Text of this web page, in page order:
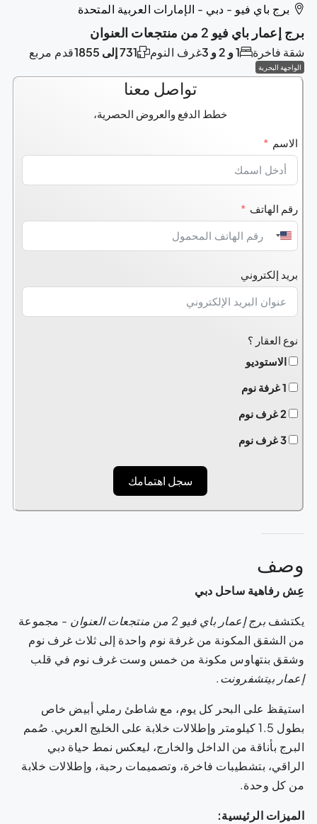
برج باي فيو - دبي - الإمارات العربية المتحدة
برج إعمار باي فيو 2 من منتجعات العنوان
شقة فاخرة غرف النوم 1 و 2 و 3 قدم مربع 731 إلى 1855
الواجهة البحرية
تواصل معنا
خطط الدفع والعروض الحصرية،
الاسم
رقم الهاتف
United
+1
بريد إلكتروني
نوع العقار ؟
الاستوديو
1 غرفة نوم
2 غرف نوم
3 غرف نوم
سجل اهتمامك
وصف
عِش رفاهية ساحل دبي
يكتشف برج إعمار باي فيو 2 من منتجعات العنوان
- مجموعة
من الشقق المكونة من غرفة نوم واحدة إلى ثلاث غرف نوم
وشقق بنتهاوس مكونة من خمس وست غرف نوم في قلب
إعمار بيتشفرونت.
استيقظ على البحر كل يوم، مع شاطئ رملي أبيض خاص
بطول 1.5 كيلومتر وإطلالات خلابة على الخليج العربي. صُمم
البرج بأناقة من الداخل والخارج، ليعكس نمط حياة دبي
الراقي، بتشطيبات فاخرة، وتصميمات رحبة، وإطلالات خلابة
من كل وحدة.
الميزات الرئيسية: